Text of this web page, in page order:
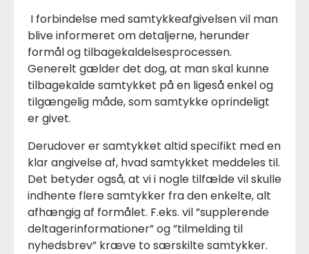
I forbindelse med samtykkeafgivelsen vil man
blive informeret om detaljerne, herunder
formål og tilbagekaldelsesprocessen.
Generelt gælder det dog, at man skal kunne
tilbagekalde samtykket på en ligeså enkel og
tilgængelig måde, som samtykke oprindeligt
er givet.
Derudover er samtykket altid specifikt med en
klar angivelse af, hvad samtykket meddeles til.
Det betyder også, at vi i nogle tilfælde vil skulle
indhente flere samtykker fra den enkelte, alt
afhængig af formålet. F.eks. vil ”supplerende
deltagerinformationer” og ”tilmelding til
nyhedsbrev” kræve to særskilte samtykker.